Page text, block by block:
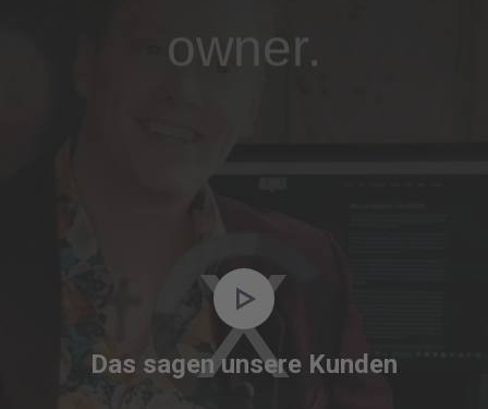
Das sagen unsere Kunden
Video
Player
loading.
owner.